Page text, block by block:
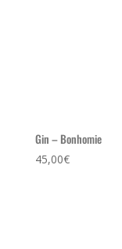
Gin – Bonhomie
45,00€